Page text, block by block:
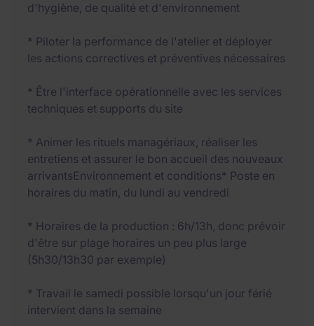
d'hygiène, de qualité et d'environnement
* Piloter la performance de l'atelier et déployer
les actions correctives et préventives nécessaires
* Être l'interface opérationnelle avec les services
techniques et supports du site
* Animer les rituels managériaux, réaliser les
entretiens et assurer le bon accueil des nouveaux
arrivantsEnvironnement et conditions* Poste en
horaires du matin, du lundi au vendredi
* Horaires de la production : 6h/13h, donc prévoir
d'être sur plage horaires un peu plus large
(5h30/13h30 par exemple)
* Travail le samedi possible lorsqu'un jour férié
intervient dans la semaine